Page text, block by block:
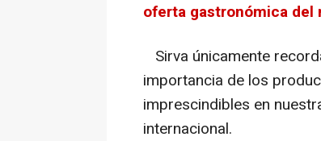
oferta gastronómica del
Sirva únicamente
importancia de los
imprescindibles en
internacional.